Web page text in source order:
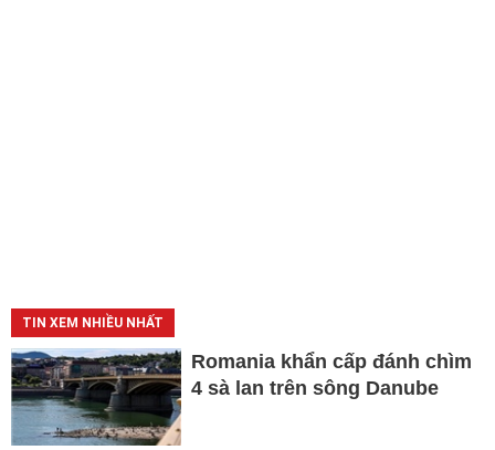
TIN XEM NHIỀU NHẤT
Romania khẩn cấp đánh chìm
4 sà lan trên sông Danube